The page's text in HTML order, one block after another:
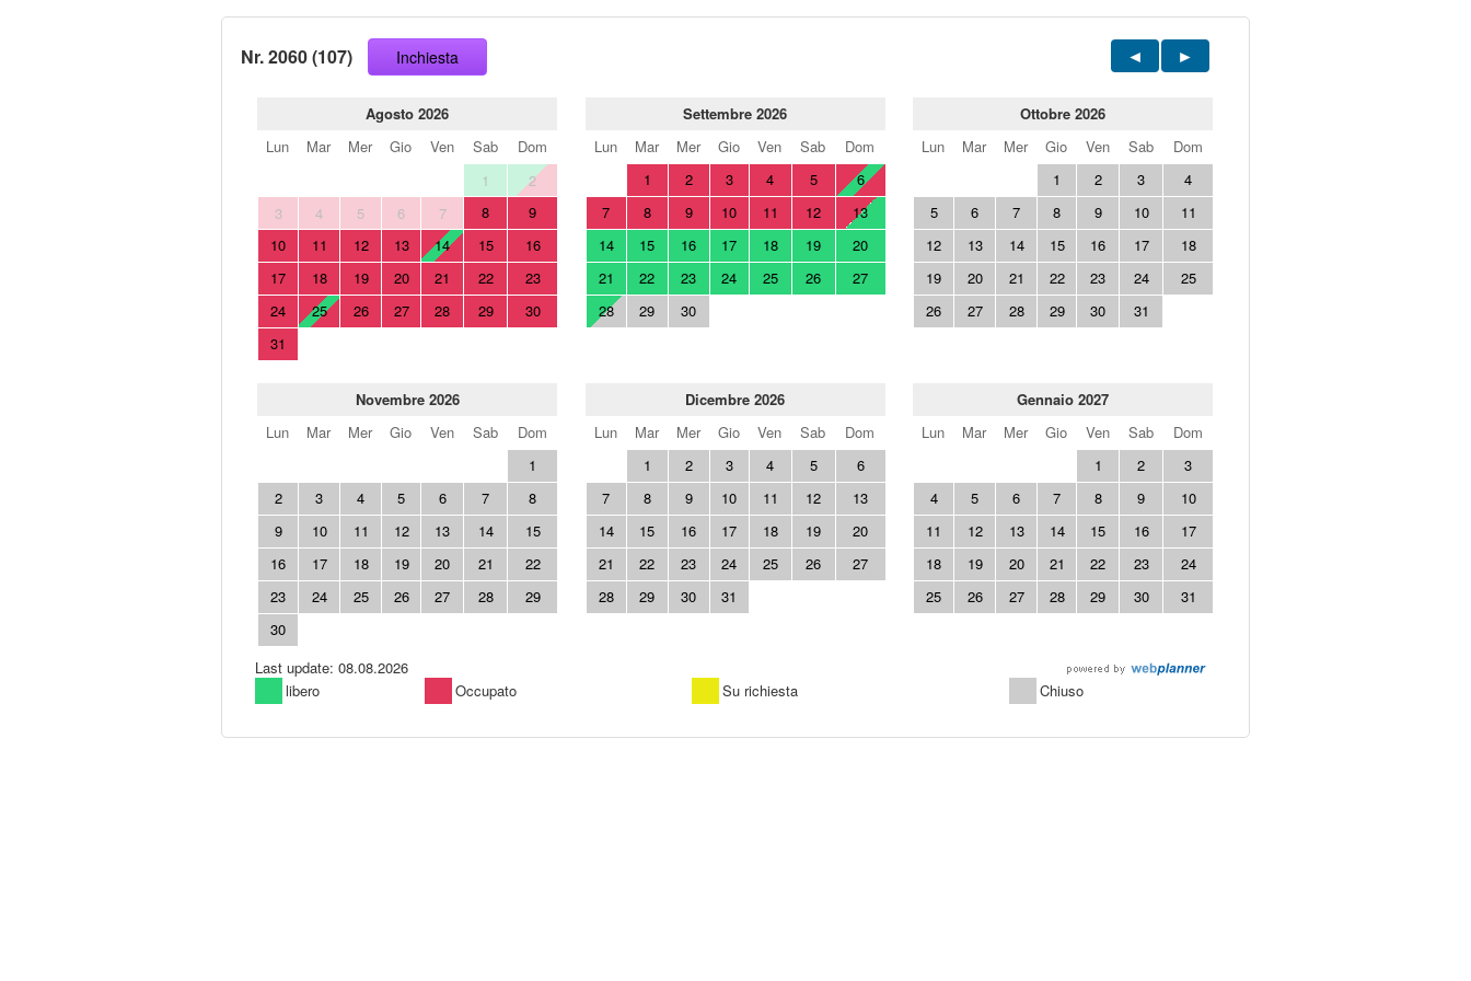
Nr. 2060 (107) Inchiesta
Agosto 2026
Lun
Mar Mer Gio Ven Sab
Dom
1
2
3
4 5 6 7 8
9
10
11 12 13 14 15
16
17
18 19 20 21 22
23
24
25 26 27 28 29
30
31
Settembre 2026
Lun
Mar Mer Gio Ven Sab
Dom
1
2 3 4 5
6
7
8 9 10 11 12
13
14
15 16 17 18 19
20
21
22 23 24 25 26
27
28
29 30
Ottobre 2026
Lun
Mar Mer Gio Ven Sab
Dom
1
2 3
4
5
6 7 8 9 10
11
12
13 14 15 16 17
18
19
20 21 22 23 24
25
26
27 28 29 30 31
Novembre 2026
Lun
Mar Mer Gio Ven Sab
Dom
1
2
3 4 5 6 7
8
9
10 11 12 13 14
15
16
17 18 19 20 21
22
23
24 25 26 27 28
29
30
Dicembre 2026
Lun
Mar Mer Gio Ven Sab
Dom
1
2 3 4 5
6
7
8 9 10 11 12
13
14
15 16 17 18 19
20
21
22 23 24 25 26
27
28
29 30 31
Gennaio 2027
Lun
Mar Mer Gio Ven Sab
Dom
1
2
3
4
5 6 7 8 9
10
11
12 13 14 15 16
17
18
19 20 21 22 23
24
25
26 27 28 29 30 31
Last update: 08.08.2026
libero
Occupato Su richiesta Chiuso